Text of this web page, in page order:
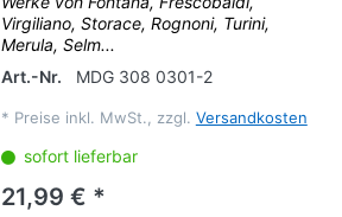
Virgiliano, Storace, Rognoni, Turini,
Merula, Selm...
Art.-Nr.
MDG 308 0301-2
* Preise inkl. MwSt., zzgl. Versandkosten
sofort lieferbar
21,99 € *